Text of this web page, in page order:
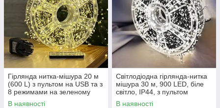
Гірлянда нитка-мішура 20 м
(600 L) з пультом на USB та з
8 режимами на зеленому
проводі тепле світло (9372)
В наявності
Світлодіодна гірлянда-нитка
мішура 30 м, 900 LED, біле
світло, IP44, з пультом
FC25034
В наявності